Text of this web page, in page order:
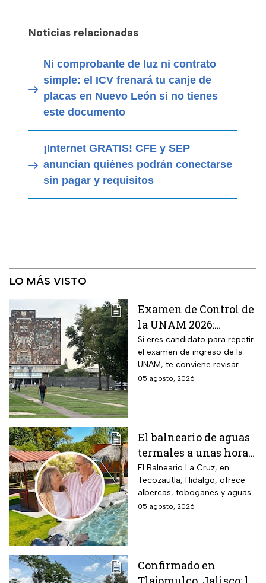
Noticias relacionadas
Ni comprobante de luz ni contrato
simple: el ICV frenará tu canje de
placas en Nuevo León si no tienes
este documento
¡Internet GRATIS! CFE y SEP
anuncian quiénes podrán conectarse
sin pagar y requisitos
LO MÁS VISTO
Examen de Control de
la UNAM 2026:
¿Cuántos aciertos
piden en las carreras
más solicitadas?
Si eres candidato para repetir
el examen de ingreso de la
UNAM, te conviene revisar
cuántos aciertos deberás de
05 agosto, 2026
El balneario de aguas
termales a unas horas
de Naucalpan con
entrada desde $100
pesos para este grupo
de adultos mayores
El Balneario La Cruz, en
Tecozautla, Hidalgo, ofrece
albercas, toboganes y aguas
termales, con tarifas
05 agosto, 2026
Confirmado en